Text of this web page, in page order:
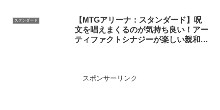
スタンダード
【MTGアリーナ：スタンダード】呪
文を唱えまくるのが気持ち良い！アー
ティファクトシナジーが楽しい親和！
スポンサーリンク